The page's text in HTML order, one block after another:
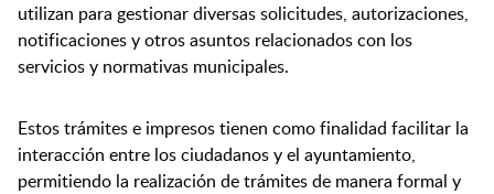
utilizan para gestionar diversas solicitudes, autorizaciones,
notificaciones y otros asuntos relacionados con los
servicios y normativas municipales.
Estos trámites e impresos tienen como finalidad facilitar la
interacción entre los ciudadanos y el ayuntamiento,
permitiendo la realización de trámites de manera formal y